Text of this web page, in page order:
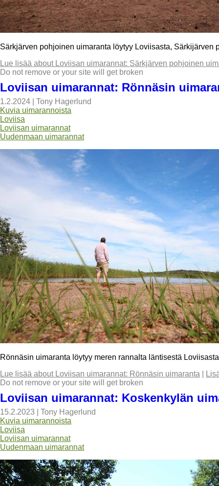
Särkjärven pohjoinen uimaranta löytyy Loviisasta, Särkijärven
Lue lisää about Loviisan uimarannat: Särkjärven pohjoinen
Do not remove or your site will get broken
Loviisan uimarannat: Rönnäsin
1.2.2024
Tony Hagerlund
Kuvia uimarannoista
Loviisa
Loviisan uimarannat
Uudenmaan uimarannat
Rönnäsin uimaranta löytyy meren rannalta läntisestä
Lue lisää about Loviisan uimarannat: Rönnäsin uimaranta
Do not remove or your site will get broken
Loviisan uimarannat: Koskenkylän
15.2.2023
Tony Hagerlund
Kuvia uimarannoista
Loviisa
Loviisan uimarannat
Uudenmaan uimarannat